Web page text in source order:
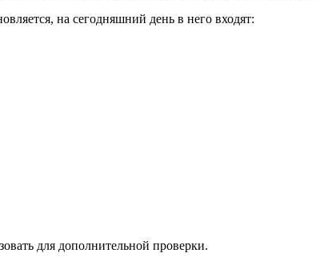
на сегодняшний день в него входят:
для дополнительной проверки.